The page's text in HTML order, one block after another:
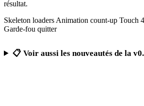
résultat.
Skeleton loaders Animation count-up Touch
Garde-fou quitter
📋 Voir aussi les nouveautés de la